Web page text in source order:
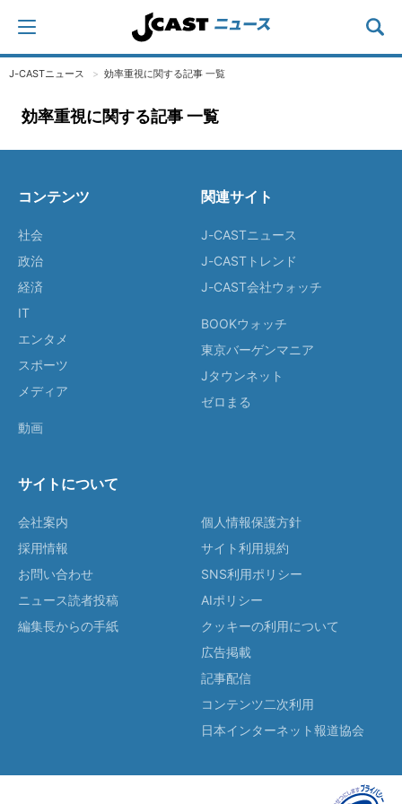
J-CASTニュース 効率重視に関する記事 一覧
効率重視に関する記事 一覧
コンテンツ
社会
政治
経済
IT
エンタメ
スポーツ
メディア
動画
関連サイト
J-CASTニュース
J-CASTトレンド
J-CAST会社ウォッチ
BOOKウォッチ
東京バーゲンマニア
Jタウンネット
ゼロまる
サイトについて
会社案内
採用情報
お問い合わせ
ニュース読者投稿
編集長からの手紙
個人情報保護方針
サイト利用規約
SNS利用ポリシー
AIポリシー
クッキーの利用について
広告掲載
記事配信
コンテンツ二次利用
日本インターネット報道協会